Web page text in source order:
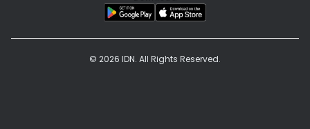
© 2026 IDN. All Rights Reserved.